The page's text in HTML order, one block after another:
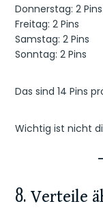
Donnerstag: 2 Pins
Freitag: 2 Pins
Samstag: 2 Pins
Sonntag: 2 Pins
Das sind 14 Pins
Wichtig ist nicht
8. Verteile